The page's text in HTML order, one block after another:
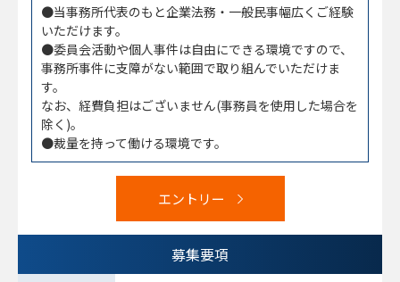
●当事務所代表のもと企業法務・一般民事幅広くご経験
いただけます。
●委員会活動や個人事件は自由にできる環境ですので、
事務所事件に支障がない範囲で取り組んでいただけま
す。
なお、経費負担はございません(事務員を使用した場合を
除く)。
●裁量を持って働ける環境です。
エントリー
募集要項